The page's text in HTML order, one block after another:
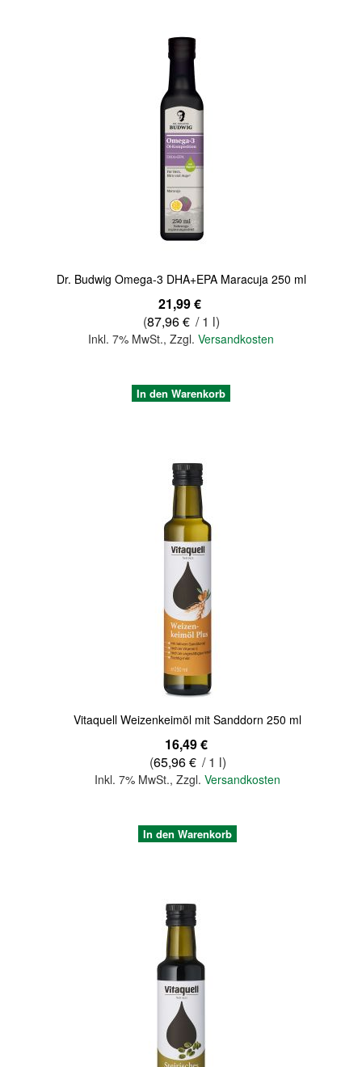
Dr. Budwig Omega-3 DHA+EPA Maracuja 250 ml
21,99 €
(87,96 € / 1 l)
Inkl. 7% MwSt., Zzgl. Versandkosten
In den Warenkorb
Vitaquell Weizenkeimöl mit Sanddorn 250 ml
16,49 €
(65,96 € / 1 l)
Inkl. 7% MwSt.,Zzgl.Versandkosten
In den Warenkorb